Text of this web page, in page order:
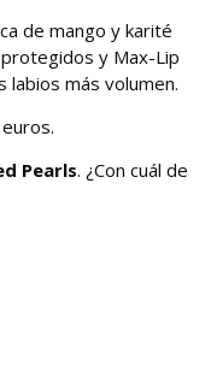
de mango y karité
y Max-Lip
labios más volumen.
Pearls. ¿Con cuál de